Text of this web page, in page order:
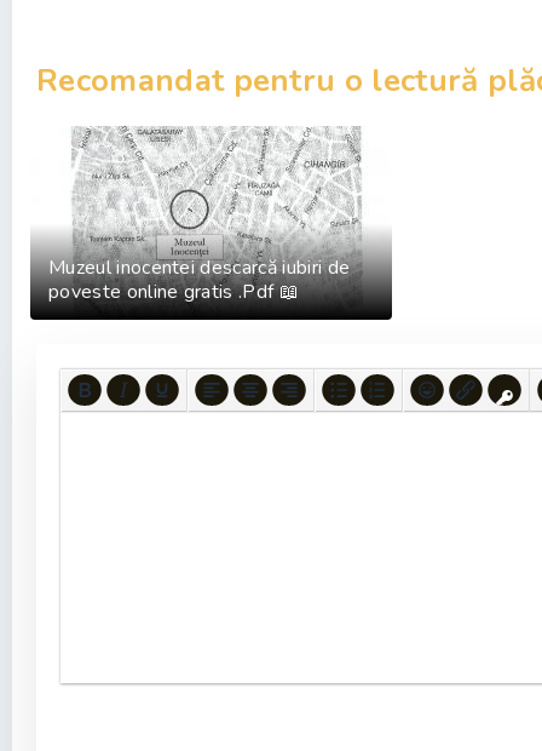
Recomandat pentru o lectură
Muzeul inocentei descarcă iubiri de
poveste online gratis .Pdf 📖